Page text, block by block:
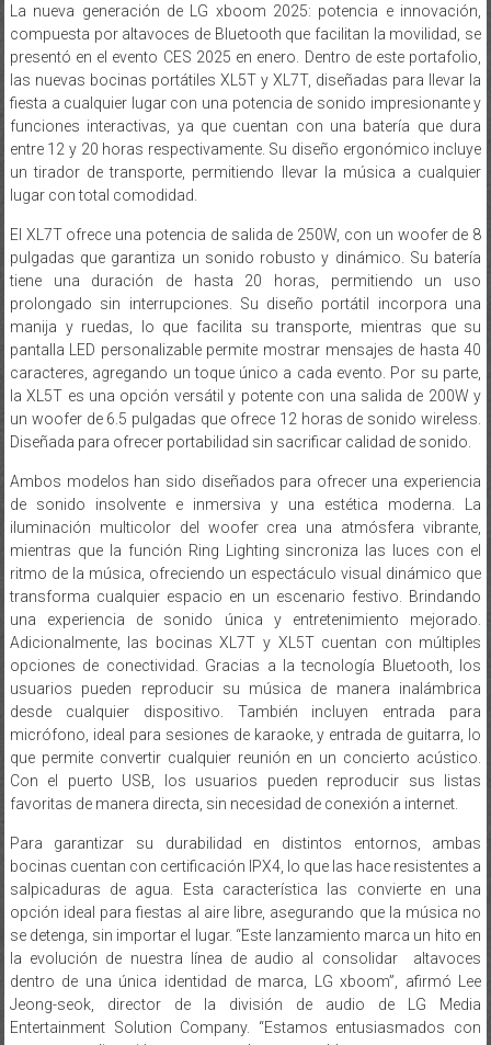
La nueva generación de LG xboom 2025: potencia e innovación,
compuesta por altavoces de Bluetooth que facilitan la movilidad, se
presentó en el evento CES 2025 en enero. Dentro de este portafolio,
las nuevas bocinas portátiles XL5T y XL7T, diseñadas para llevar la
fiesta a cualquier lugar con una potencia de sonido impresionante y
funciones interactivas, ya que cuentan con una batería que dura
entre 12 y 20 horas respectivamente. Su diseño ergonómico incluye
un tirador de transporte, permitiendo llevar la música a cualquier
lugar con total comodidad.
El XL7T ofrece una potencia de salida de 250W, con un woofer de 8
pulgadas que garantiza un sonido robusto y dinámico. Su batería
tiene una duración de hasta 20 horas, permitiendo un uso
prolongado sin interrupciones. Su diseño portátil incorpora una
manija y ruedas, lo que facilita su transporte, mientras que su
pantalla LED personalizable permite mostrar mensajes de hasta 40
caracteres, agregando un toque único a cada evento. Por su parte,
la XL5T es una opción versátil y potente con una salida de 200W y
un woofer de 6.5 pulgadas que ofrece 12 horas de sonido wireless.
Diseñada para ofrecer portabilidad sin sacrificar calidad de sonido.
Ambos modelos han sido diseñados para ofrecer una experiencia
de sonido insolvente e inmersiva y una estética moderna. La
iluminación multicolor del woofer crea una atmósfera vibrante,
mientras que la función Ring Lighting sincroniza las luces con el
ritmo de la música, ofreciendo un espectáculo visual dinámico que
transforma cualquier espacio en un escenario festivo. Brindando
una experiencia de sonido única y entretenimiento mejorado.
Adicionalmente, las bocinas XL7T y XL5T cuentan con múltiples
opciones de conectividad. Gracias a la tecnología Bluetooth, los
usuarios pueden reproducir su música de manera inalámbrica
desde cualquier dispositivo. También incluyen entrada para
micrófono, ideal para sesiones de karaoke, y entrada de guitarra, lo
que permite convertir cualquier reunión en un concierto acústico.
Con el puerto USB, los usuarios pueden reproducir sus listas
favoritas de manera directa, sin necesidad de conexión a internet.
Para garantizar su durabilidad en distintos entornos, ambas
bocinas cuentan con certificación IPX4, lo que las hace resistentes a
salpicaduras de agua. Esta característica las convierte en una
opción ideal para fiestas al aire libre, asegurando que la música no
se detenga, sin importar el lugar. “Este lanzamiento marca un hito en
la evolución de nuestra línea de audio al consolidar altavoces
dentro de una única identidad de marca, LG xboom”, afirmó Lee
Jeong-seok, director de la división de audio de LG Media
Entertainment Solution Company. “Estamos entusiasmados con